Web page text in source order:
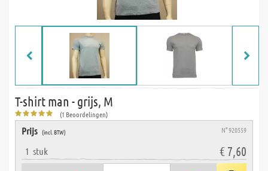
T-shirt man - grijs, M
(1 Beoordelingen)
Prijs (incl. BTW) N° 920559
1 stuk € 7,60